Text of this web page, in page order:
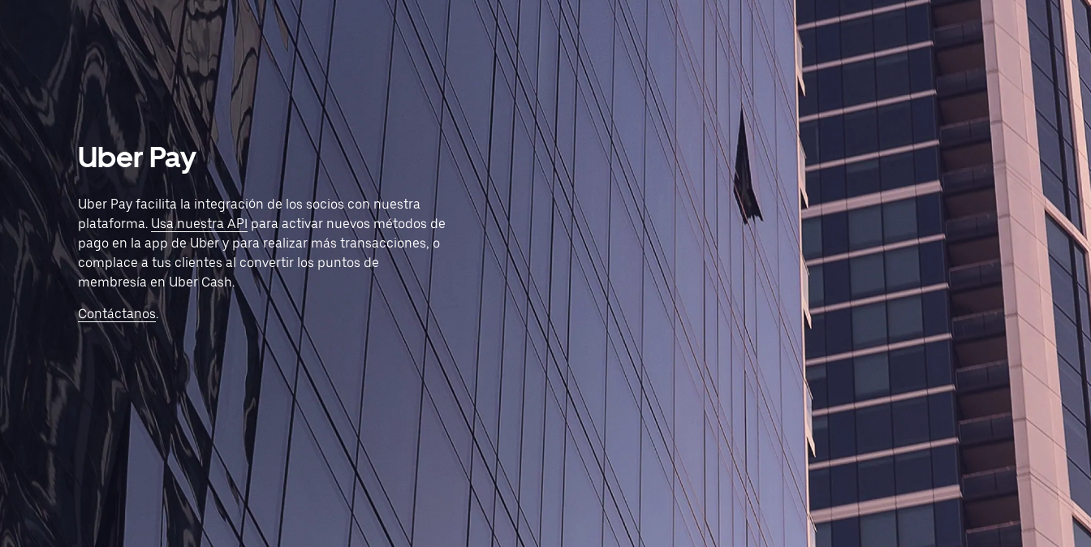
Uber Pay
Uber Pay facilita la integración de los socios con nuestra
plataforma. Usa nuestra API para activar nuevos métodos de
pago en la app de Uber y para realizar más transacciones, o
complace a tus clientes al convertir los puntos de
membresía en Uber Cash.
Contáctanos.